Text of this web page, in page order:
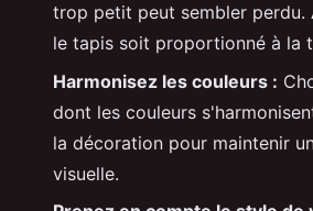
trop petit peut sembler perdu.
le tapis soit proportionné à la
Harmonisez les couleurs :
dont les couleurs
la décoration pour maintenir
visuelle.